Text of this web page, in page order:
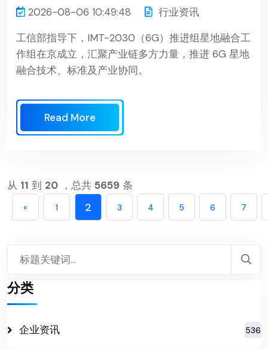
2026-08-06 10:49:48
行业资讯
工信部指导下，IMT-2030（6G）推进组星地融合工
作组在京成立，汇聚产业链多方力量，推进 6G 星地
融合技术、标准及产业协同。
Read More
从 11 到 20 ，总共 5659 条
« 1 2 3 4 5 6 7
分类
企业资讯 536